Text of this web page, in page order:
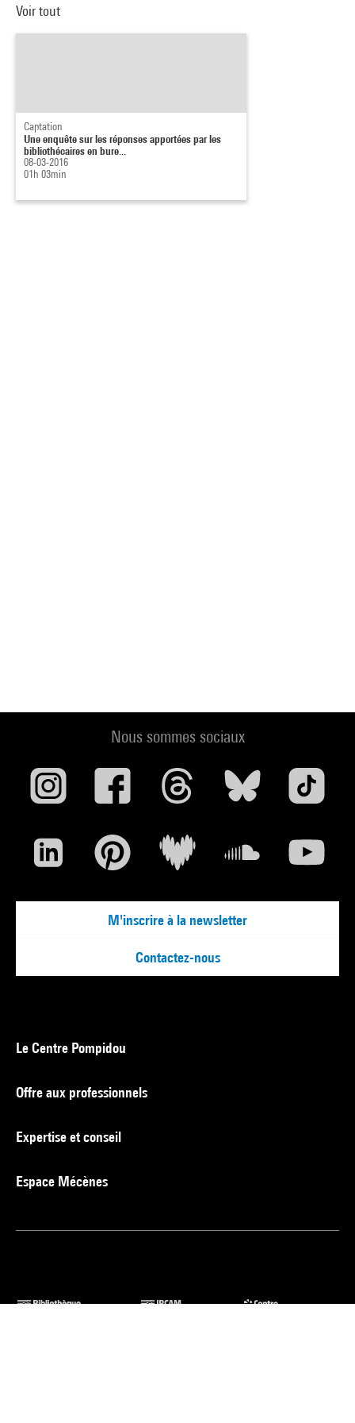
Voir tout
Captation
Une enquête sur les réponses apportées par les
bibliothécaires en bure...
08-03-2016
01h 03min
Nous sommes sociaux
M'inscrire à la newsletter
Contactez-nous
Le Centre Pompidou
Offre aux professionnels
Expertise et conseil
Espace Mécènes